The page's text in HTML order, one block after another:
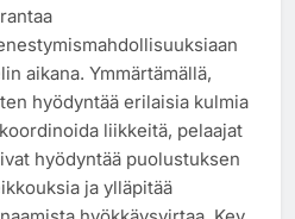
aikana. Ymmärtämällä,
hyödyntää erilaisia kulmia
liikkeitä, pelaajat
hyödyntää puolustuksen
ja ylläpitää